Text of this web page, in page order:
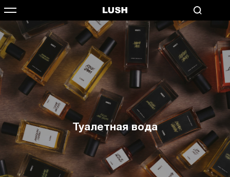
Туалетная вода